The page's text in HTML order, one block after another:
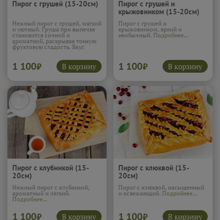
Пирог с грушей (15-20см)
Нежный пирог с грушей, мягкий
и уютный. Груша при выпечке
становится сочной и
ароматной, раскрывая тонкую
фруктовую сладость. Вкус
получается нежным и
спокойным, очень тёплым и
домашним. Этот пирог словно
создан для тихого чаепития и
1 100₽ В корзину
Пирог с грушей и
крыжовником (15-20см)
Пирог с грушей и
крыжовником, яркий и
необычный. Подробнее...
1 100₽ В корзину
Пирог с клубникой (15-
20см)
Нежный пирог с клубникой,
ароматный и лёгкий.
Подробнее...
1 100₽ В корзину
Пирог с клюквой (15-
20см)
Пирог с клюквой, насыщенный
и освежающий. Подробнее...
1 100₽ В корзину